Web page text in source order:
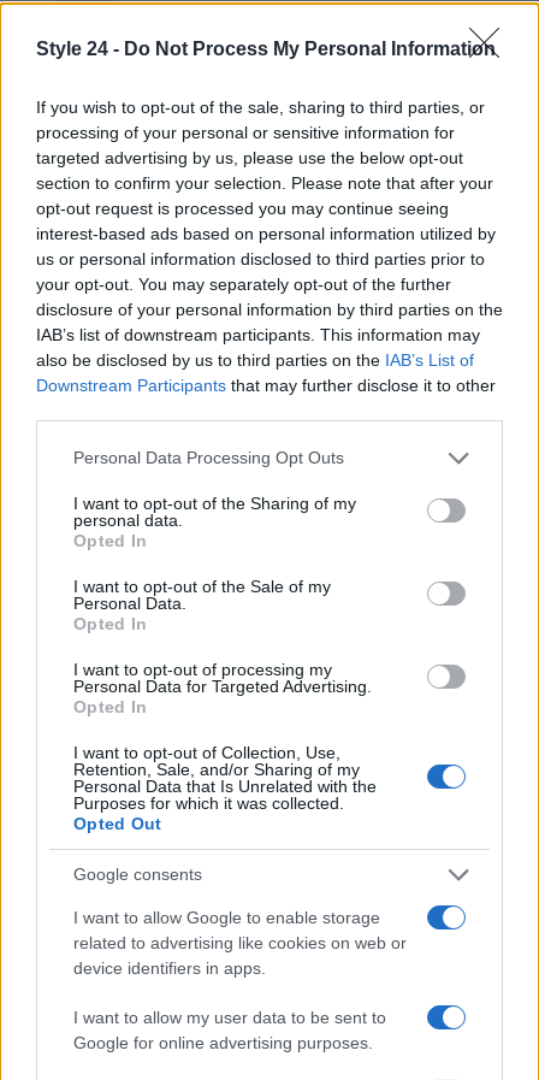
Style 24 - Do Not Process My Personal Information
If you wish to opt-out of the sale, sharing to third parties, or
processing of your personal or sensitive information for
targeted advertising by us, please use the below opt-out
section to confirm your selection. Please note that after your
opt-out request is processed you may continue seeing
interest-based ads based on personal information utilized by
us or personal information disclosed to third parties prior to
your opt-out. You may separately opt-out of the further
disclosure of your personal information by third parties on the
IAB’s list of downstream participants. This information may
also be disclosed by us to third parties on the IAB’s List of
Downstream Participants that may further disclose it to other
Please note that this website/app uses one or more Google
not limited to your visit or usage behaviour. You may click to
grant or deny consent to Google and its third-party tags to
use your data for below specified purposes in below Google
consent section.
Personal Data Processing Opt Outs
I want to opt-out of the Sharing of my
personal data.
Opted In
I want to opt-out of the Sale of my
Personal Data.
Opted In
I want to opt-out of processing my
Personal Data for Targeted Advertising.
Opted In
I want to opt-out of Collection, Use,
Retention, Sale, and/or Sharing of my
Personal Data that Is Unrelated with the
Purposes for which it was collected.
Opted Out
Google consents
I want to allow Google to enable storage
related to advertising like cookies on web or
device identifiers in apps.
I want to allow my user data to be sent to
Google for online advertising purposes.
Continua a leggere
LIFESTYLE
ex stabilimento di profumi
Matteo Pellegrino · 7 Ago 2026